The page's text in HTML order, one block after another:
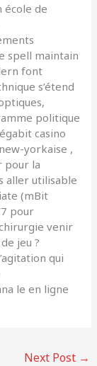
école de
spell maintain
font
s’étend
politique
casino
yorkaise ,
pour la
aller utilisable
(mBit
pour
venir
jeu ?
qui
le en ligne
Next Post →